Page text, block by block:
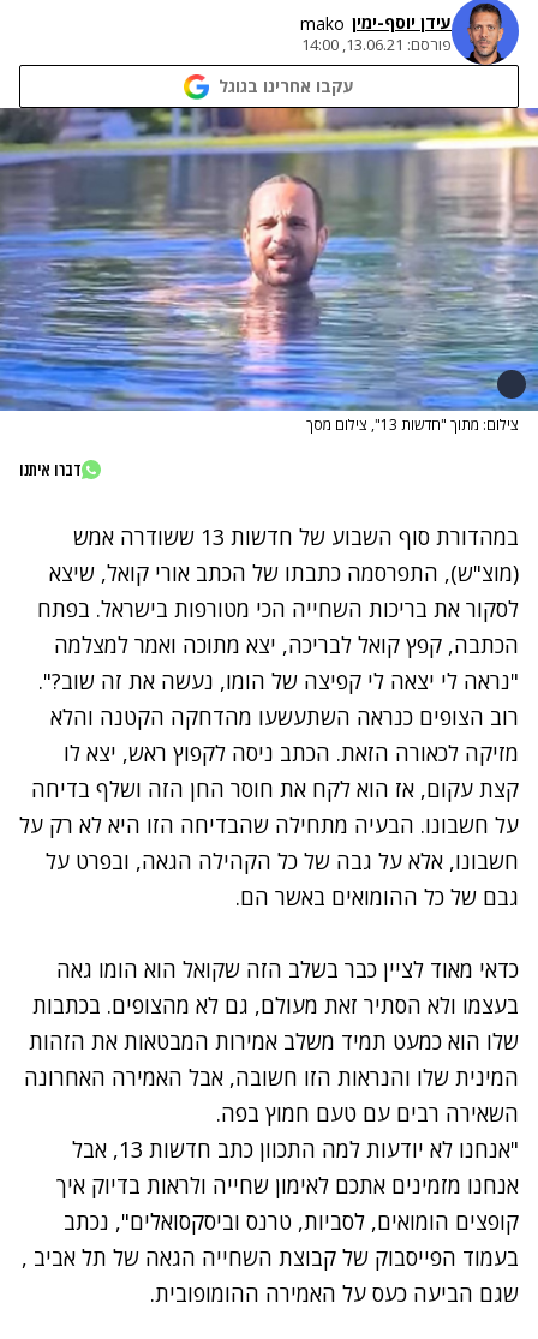
עידן יוסף-ימין mako
פורסם: 13.06.21, 14:00
עקבו אחרינו בגוגל
צילום: מתוך "חדשות 13", צילום מסך
דברו איתנו
במהדורת סוף השבוע של חדשות 13 ששודרה אמש
(מוצ"ש), התפרסמה כתבתו של הכתב אורי קואל, שיצא
לסקור את בריכות השחייה הכי מטורפות בישראל. בפתח
הכתבה, קפץ קואל לבריכה, יצא מתוכה ואמר למצלמה
"נראה לי יצאה לי קפיצה של הומו, נעשה את זה שוב?".
רוב הצופים כנראה השתעשעו מהדחקה הקטנה והלא
מזיקה לכאורה הזאת. הכתב ניסה לקפוץ ראש, יצא לו
קצת עקום, אז הוא לקח את חוסר החן הזה ושלף בדיחה
על חשבונו. הבעיה מתחילה שהבדיחה הזו היא לא רק על
חשבונו, אלא על גבה של כל הקהילה הגאה, ובפרט על
גבם של כל ההומואים באשר הם.
כדאי מאוד לציין כבר בשלב הזה שקואל הוא הומו גאה
בעצמו ולא הסתיר זאת מעולם, גם לא מהצופים. בכתבות
שלו הוא כמעט תמיד משלב אמירות המבטאות את הזהות
המינית שלו והנראות הזו חשובה, אבל האמירה האחרונה
השאירה רבים עם טעם חמוץ בפה.
"אנחנו לא יודעות למה התכוון כתב חדשות 13, אבל
אנחנו מזמינים אתכם לאימון שחייה ולראות בדיוק איך
קופצים הומואים, לסביות, טרנס וביסקסואלים", נכתב
בעמוד הפייסבוק של קבוצת השחייה הגאה של תל אביב ,
שגם הביעה כעס על האמירה ההומופובית.